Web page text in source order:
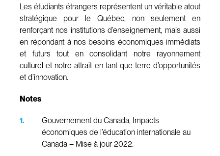
Les étudiants étrangers représentent un véritable atout
stratégique pour le Québec, non seulement en
renforçant nos institutions d’enseignement, mais aussi
en répondant à nos besoins économiques immédiats
et futurs tout en consolidant notre rayonnement
culturel et notre attrait en tant que terre d’opportunités
et d’innovation.
Notes
Gouvernement du Canada, Impacts
économiques de l’éducation internationale au
Canada – Mise à jour 2022.